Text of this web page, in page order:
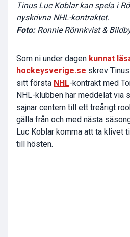
Tinus Luc Koblar kan spela i
nyskrivna NHL-kontraktet.
Foto: Ronnie Rönnkvist &
Som ni under dagen kunnat
hockeysverige.se skrev
sitt första NHL-kontrakt med
NHL-klubben har meddelat via
sajnar centern till ett treårigt
gälla från och med nästa
Luc Koblar komma att ta klivet
till hösten.